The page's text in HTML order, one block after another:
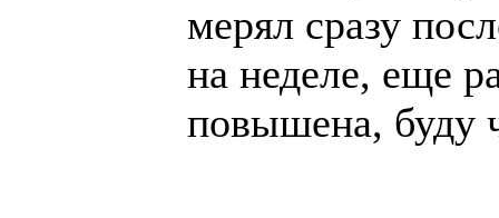
мерял сразу
на неделе, еще
повышена, буду